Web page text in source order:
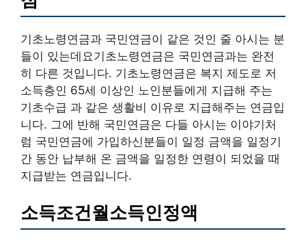
기초노령연금과 국민연금이 같은 것인 줄 아시는 분
들이 있는데요기초노령연금은 국민연금과는 완전
히 다른 것입니다. 기초노령연금은 복지 제도로 저
소득층인 65세 이상인 노인분들에게 지급해 주는
기초수급 과 같은 생활비 이유로 지급해주는 연금입
니다. 그에 반해 국민연금은 다들 아시는 이야기처
럼 국민연금에 가입하신분들이 일정 금액을 일정기
간 동안 납부해 온 금액을 일정한 연령이 되었을 때
지급받는 연금입니다.
소득조건월소득인정액